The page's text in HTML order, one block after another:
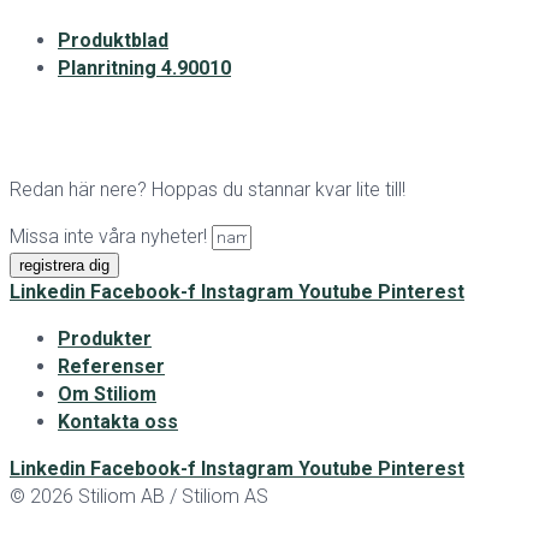
Produktblad
Planritning 4.90010
Redan här nere? Hoppas du stannar kvar lite till!
Missa inte våra nyheter!
registrera dig
Linkedin Facebook-f Instagram Youtube Pinterest
Produkter
Referenser
Om Stiliom
Kontakta oss
Linkedin Facebook-f Instagram Youtube Pinterest
© 2026 Stiliom AB / Stiliom AS